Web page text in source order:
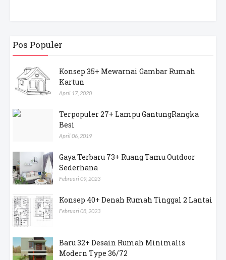
Pos Populer
Konsep 35+ Mewarnai Gambar Rumah
Kartun
April 17, 2020
Terpopuler 27+ Lampu GantungRangka
Besi
April 06, 2019
Gaya Terbaru 73+ Ruang Tamu Outdoor
Sederhana
Februari 09, 2023
Konsep 40+ Denah Rumah Tinggal 2 Lantai
Februari 08, 2023
Baru 32+ Desain Rumah Minimalis
Modern Type 36/72